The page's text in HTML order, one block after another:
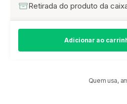
Retirada do produto da
Adicionar ao
Quem usa,